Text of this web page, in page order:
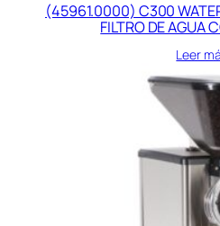
(45961.0000) C300
FILTRO DE AGUA
Leer